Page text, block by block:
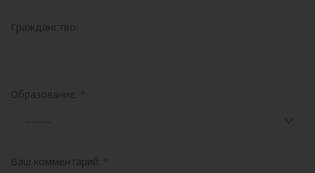
Гражданство:
Образование:
Ваш комментарий: